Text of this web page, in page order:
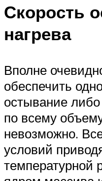
Скорость
нагрева
Вполне
обеспечить
остывание
по всему
невозможно.
условий
температурной